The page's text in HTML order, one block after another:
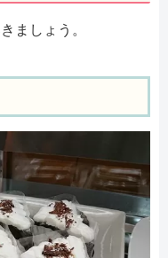
ましょう。